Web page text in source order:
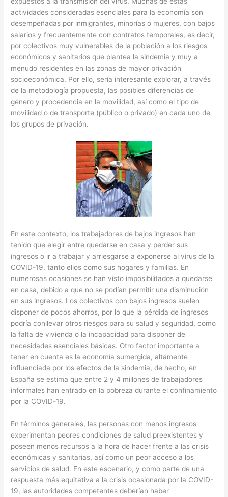
actividades consideradas esenciales para la economía son
desempeñadas por inmigrantes, minorías o mujeres, con bajos
salarios y frecuentemente con contratos temporales, es decir,
por colectivos muy vulnerables de la población a los riesgos
económicos y sanitarios que plantea la sindemia y muy a
menudo residentes en las zonas de mayor privación
socioeconómica. Por ello, sería interesante explorar, a través
de la metodología propuesta, las posibles diferencias de
género y procedencia en la movilidad, así como el tipo de
movilidad o de transporte (público o privado) en cada uno de
los grupos de privación.
En este contexto, los trabajadores de bajos ingresos han
tenido que elegir entre quedarse en casa y perder sus
ingresos o ir a trabajar y arriesgarse a exponerse al virus de la
COVID-19, tanto ellos como sus hogares y familias. En
numerosas ocasiones se han visto imposibilitados a quedarse
en casa, debido a que no se podían permitir una disminución
en sus ingresos. Los colectivos con bajos ingresos suelen
disponer de pocos ahorros, por lo que la pérdida de ingresos
podría conllevar otros riesgos para su salud y seguridad, como
la falta de vivienda o la incapacidad para disponer de
necesidades esenciales básicas. Otro factor importante a
tener en cuenta es la economía sumergida, altamente
influenciada por los efectos de la sindemia, de hecho, en
España se estima que entre 2 y 4 millones de trabajadores
informales han entrado en la pobreza durante el confinamiento
por la COVID-19.
En términos generales, las personas con menos ingresos
experimentan peores condiciones de salud preexistentes y
poseen menos recursos a la hora de hacer frente a las crisis
económicas y sanitarias, así como un peor acceso a los
servicios de salud. En este escenario, y como parte de una
respuesta más equitativa a la crisis ocasionada por la COVID-
19, las autoridades competentes deberían haber